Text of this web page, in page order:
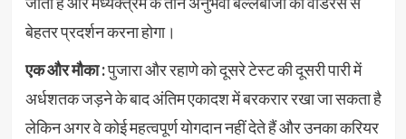
बेहतर प्रदर्शन करना होगा।
एक और मौका :पुजारा और रहाणे को दूसरे टेस्ट की दूसरी पारी में
अर्धशतक जड़ने के बाद अंतिम एकादश में बरकरार रखा जा सकता है
लेकिन अगर वे कोई महत्वपूर्ण योगदान नहीं देते हैं और उनका करियर